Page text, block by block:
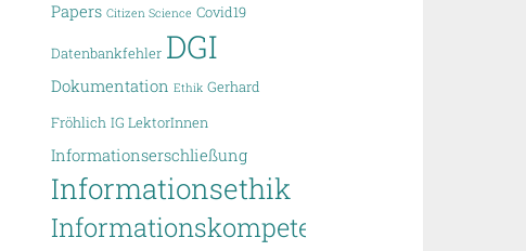
Papers Citizen Science Covid19
Datenbankfehler DGI
Dokumentation Ethik Gerhard
Fröhlich IG LektorInnen
Informationserschließung
Informationsethik
Informationskompetenz